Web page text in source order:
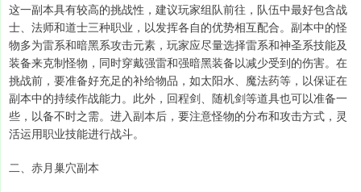
这一副本具有较高的挑战性，建议玩家组队前往，队伍中最好包含战
士、法师和道士三种职业，以发挥各自的优势相互配合。副本中的怪
物多为雷系和暗黑系攻击元素，玩家应尽量选择雷系和神圣系技能及
装备来克制怪物，同时穿戴强雷和强暗黑装备以减少受到的伤害。在
挑战前，要准备好充足的补给物品，如太阳水、魔法药等，以保证在
副本中的持续作战能力。此外，回程剑、随机剑等道具也可以准备一
些，以备不时之需。进入副本后，要注意怪物的分布和攻击方式，灵
活运用职业技能进行战斗。
二、赤月巢穴副本